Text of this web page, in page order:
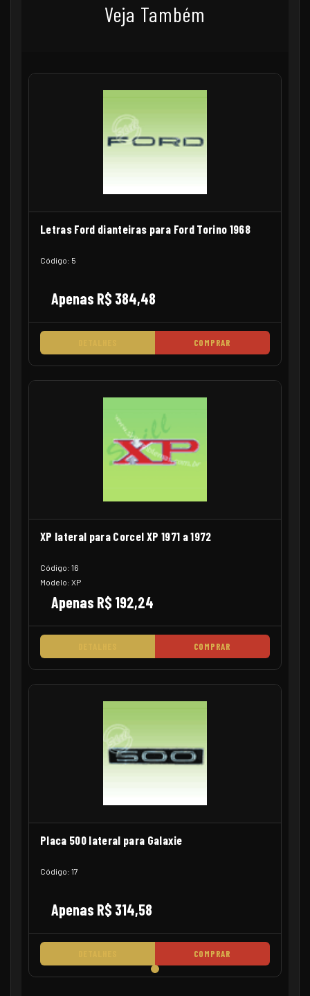
Veja Também
Letras Ford dianteiras para Ford Torino 1968
Código: 5
Apenas R$ 384,48
COMPRAR
XP lateral para Corcel XP 1971 a 1972
Código: 16
Modelo: XP
Apenas R$ 192,24
COMPRAR
Placa 500 lateral para Galaxie
Código: 17
Apenas R$ 314,58
COMPRAR